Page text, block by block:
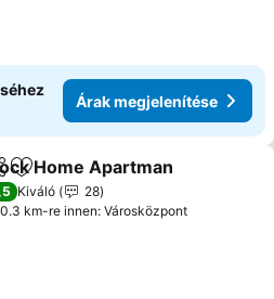
Árak megjelenítése
Hozzáadás a kedvencekhez
Home Apartman
Kiváló
28
0.3 km-re innen: Városközpont